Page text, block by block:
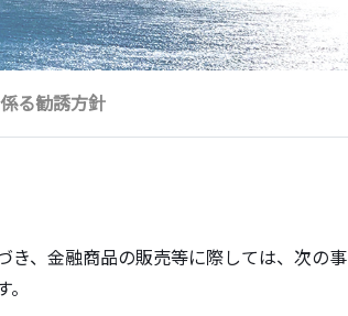
る勧誘方針
き、金融商品の販売等に際しては、次の事